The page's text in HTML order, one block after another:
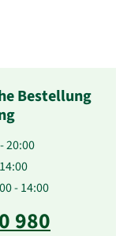
Bestellung
20:00
- 14:00
980